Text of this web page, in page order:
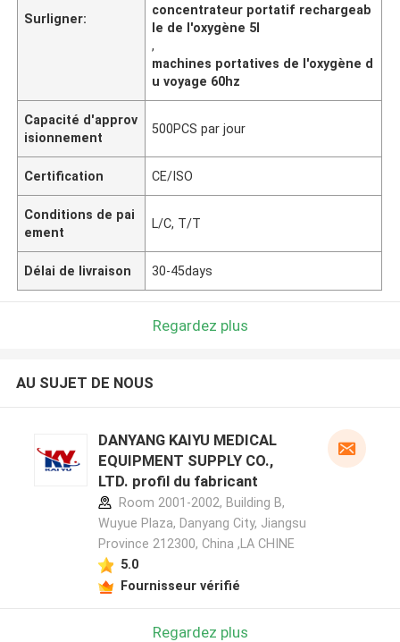
Surligner:
concentrateur portatif rechargeab
le de l'oxygène 5l
,
machines portatives de l'oxygène d
u voyage 60hz
Capacité d'approv
isionnement
500PCS par jour
Certification CE/ISO
Conditions de pai
ement
L/C, T/T
Délai de livraison 30-45days
Regardez plus
AU SUJET DE NOUS
DANYANG KAIYU MEDICAL
EQUIPMENT SUPPLY CO.,
LTD. profil du fabricant
Room 2001-2002, Building B,
Wuyue Plaza, Danyang City, Jiangsu
Province 212300, China ,LA CHINE
5.0
Fournisseur vérifié
Regardez plus